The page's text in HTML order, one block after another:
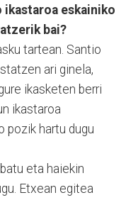
ikastaroa eskainiko
bai?
tartean. Santio
ari ginela,
ikasketen berri
ikastaroa
pozik hartu dugu
eta haiekin
Etxean egitea